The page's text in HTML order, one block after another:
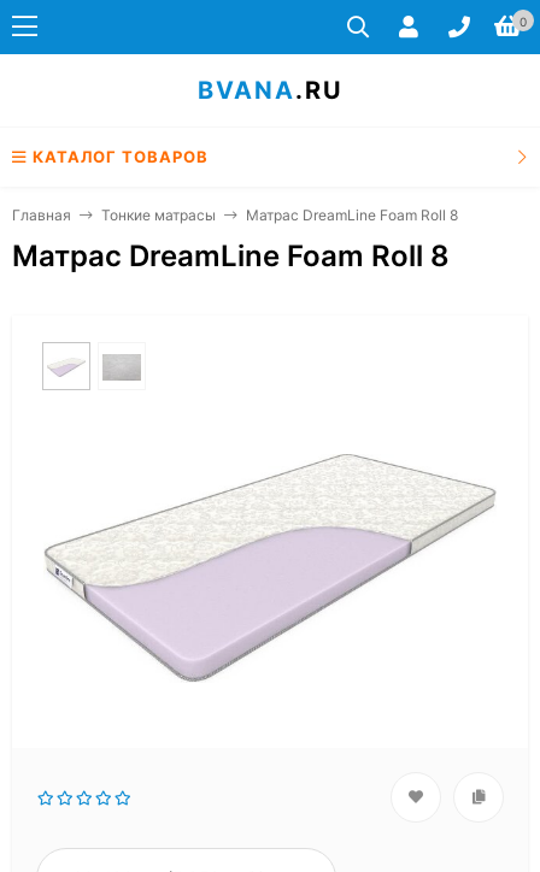
0
BVANA.RU
КАТАЛОГ ТОВАРОВ
Главная Тонкие матрасы Матрас DreamLine Foam Roll 8
Матрас DreamLine Foam Roll 8